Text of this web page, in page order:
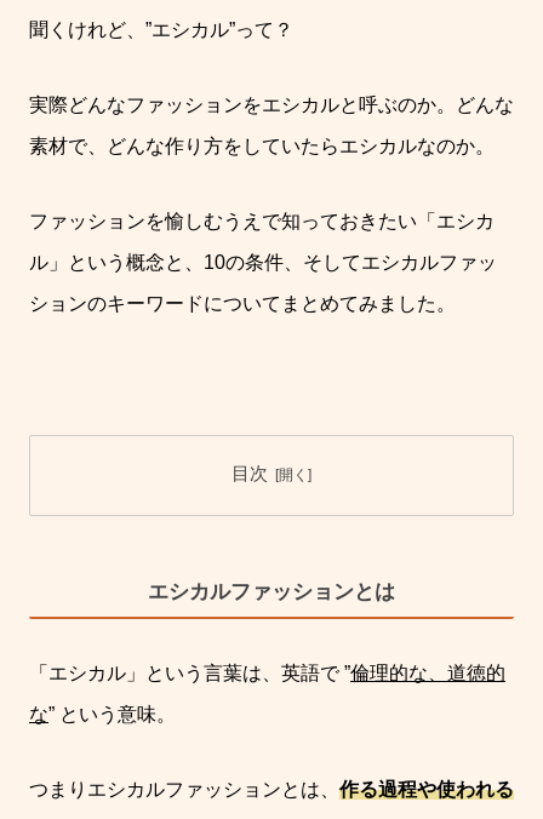
聞くけれど、 ”エシカル”って？
実際どんなファッションをエシカルと呼ぶのか。
どんな
素材で、どんな作り方をしていたらエシカルなのか。
ファッションを愉しむうえで知っておきたい「エシカ
ル」という概念と、 10の条件、そしてエシカルファッ
ションのキーワードについてまとめてみました。
目次
エシカルファッションとは
「エシカル」という言葉は、英語で”倫理的な、道徳的
な” という意味。
つまりエシカルファッションとは、 作る過程や使われる